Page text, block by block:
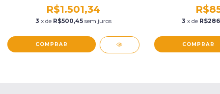
R$1.501,34
3 x de R$500,45 sem juros 3 x de